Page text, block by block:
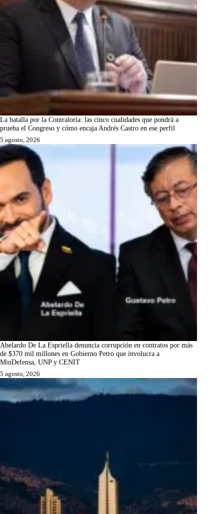
La batalla por la Contraloría: las cinco cualidades que pondrá a
prueba el Congreso y cómo encaja Andrés Castro en ese perfil
5 agosto, 2026
Abelardo De La Espriella denuncia corrupción en contratos por más
de $370 mil millones en Gobierno Petro que involucra a
MinDefensa, UNP y CENIT
5 agosto, 2026